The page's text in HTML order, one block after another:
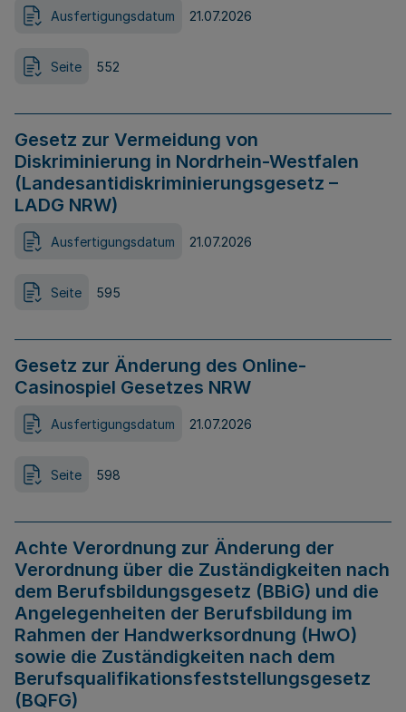
Ausfertigungsdatum 21.07.2026
Seite 552
Gesetz zur Vermeidung von
Diskriminierung in Nordrhein-Westfalen
(Landesantidiskriminierungsgesetz –
LADG NRW)
Ausfertigungsdatum 21.07.2026
Seite 595
Gesetz zur Änderung des Online-
Casinospiel Gesetzes NRW
Ausfertigungsdatum 21.07.2026
Seite 598
Achte Verordnung zur Änderung der
Verordnung über die Zuständigkeiten nach
dem Berufsbildungsgesetz (BBiG) und die
Angelegenheiten der Berufsbildung im
Rahmen der Handwerksordnung (HwO)
sowie die Zuständigkeiten nach dem
Berufsqualifikationsfeststellungsgesetz
(BQFG)